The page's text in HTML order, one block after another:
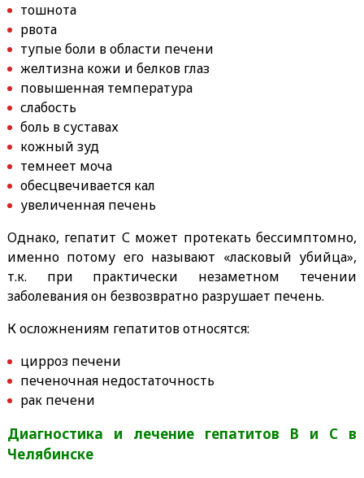
тошнота
рвота
тупые боли в области печени
желтизна кожи и белков глаз
повышенная температура
слабость
боль в суставах
кожный зуд
темнеет моча
обесцвечивается кал
увеличенная печень
Однако, гепатит С может протекать бессимптомно,
именно потому его называют «ласковый убийца»,
т.к. при практически незаметном течении
заболевания он безвозвратно разрушает печень.
К осложнениям гепатитов относятся:
цирроз печени
печеночная недостаточность
рак печени
Диагностика и лечение гепатитов В и С в
Челябинске